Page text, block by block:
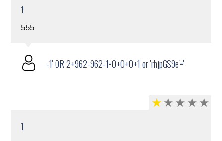
1
555
-1' OR 2+962-962-1=0+0+0+1 or 'rhjpGS9e'='
1